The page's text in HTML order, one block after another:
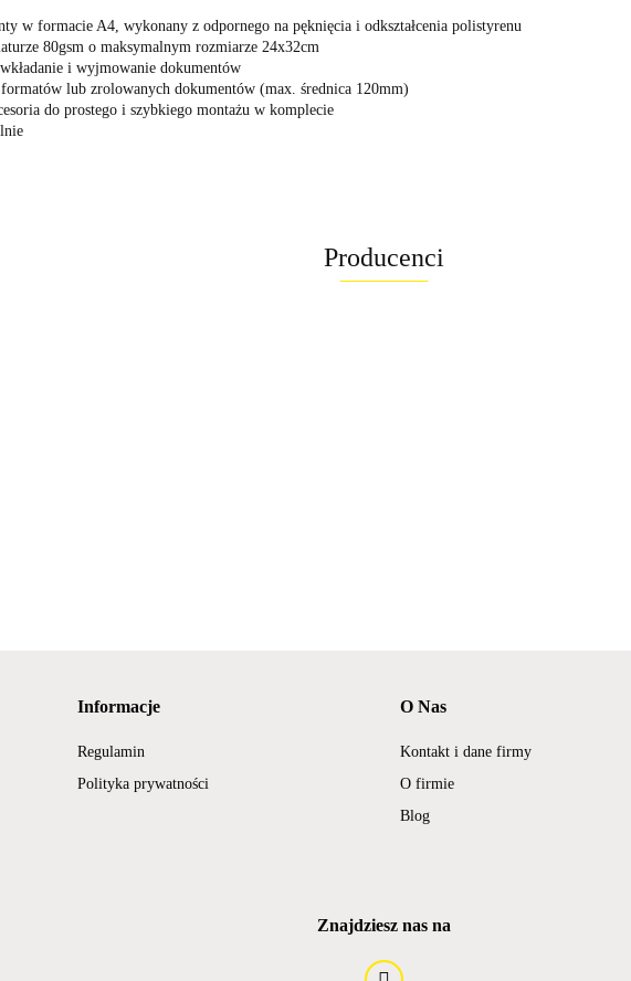
w formacie A4, wykonany z odpornego na pęknięcia i odkształcenia polistyrenu
80gsm o maksymalnym rozmiarze 24x32cm
i wyjmowanie dokumentów
lub zrolowanych dokumentów (max. średnica 120mm)
do prostego i szybkiego montażu w komplecie
Producenci
Informacje
Regulamin
Polityka prywatności
O Nas
Kontakt i dane firmy
O firmie
Blog
Znajdziesz nas na